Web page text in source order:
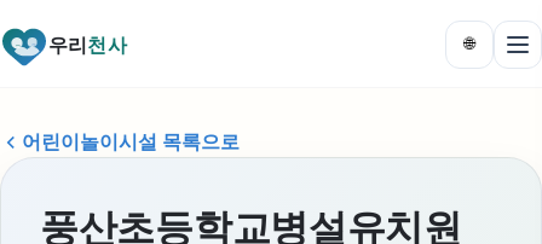
우리천사 🌐
어린이놀이시설 목록으로
풍산초등학교병설유치원